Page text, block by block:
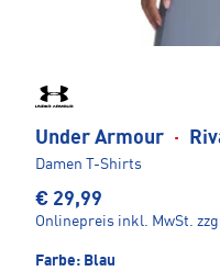
Under Armour ·
Damen T-Shirts
€ 29,99
Onlinepreis inkl. MwSt.
Farbe: Blau